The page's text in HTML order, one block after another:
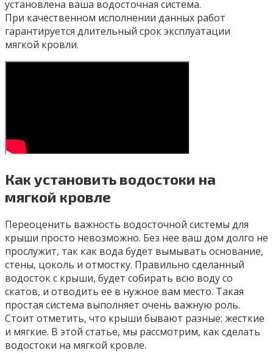
установлена ваша водосточная система.
При качественном исполнении данных работ
гарантируется длительный срок эксплуатации
мягкой кровли.
Как установить водостоки на
мягкой кровле
Переоценить важность водосточной системы для
крыши просто невозможно. Без нее ваш дом долго не
прослужит, так как вода будет вымывать основание,
стены, цоколь и отмостку. Правильно сделанный
водосток с крыши, будет собирать всю воду со
скатов, и отводить ее в нужное вам место. Такая
простая система выполняет очень важную роль.
Стоит отметить, что крыши бывают разные: жесткие
и мягкие. В этой статье, мы рассмотрим, как сделать
водостоки на мягкой кровле.